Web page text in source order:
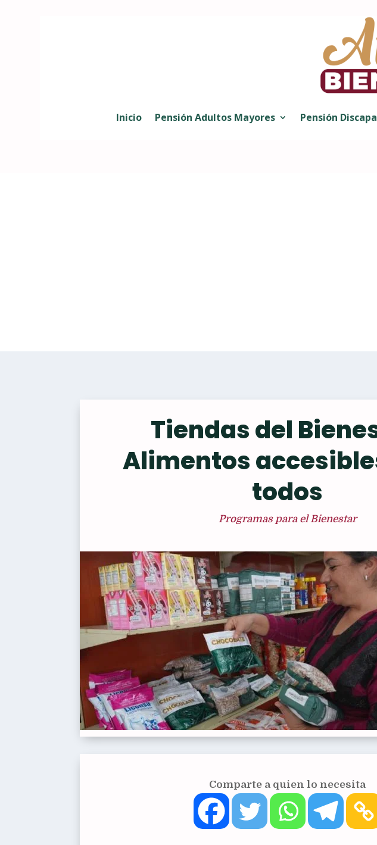
Inicio Pensión Adultos Mayores Pensión
Tiendas del
Alimentos
todos
Programas para el Bienestar
Comparte a quien lo necesita